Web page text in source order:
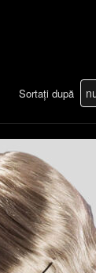
Sortați după